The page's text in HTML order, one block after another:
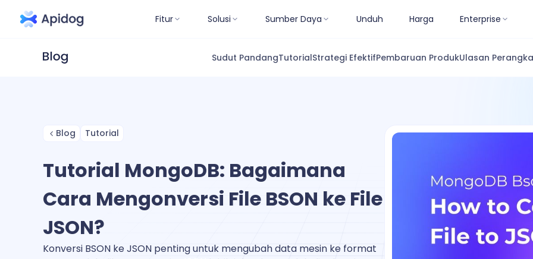
Fitur Solusi Sumber Daya Unduh Harga Enterprise
Sudut PandangTutorialStrategi EfektifPembaruan ProdukUlasan
Blog Tutorial
Tutorial MongoDB: Bagaimana
Cara Mengonversi File BSON ke File
JSON?
Konversi BSON ke JSON penting untuk mengubah data mesin ke format